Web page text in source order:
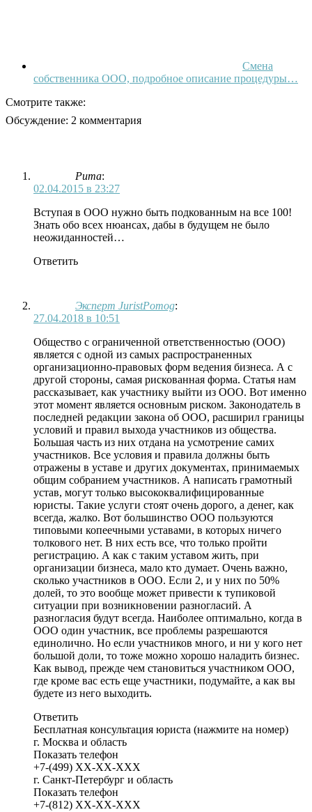
Смена
собственника ООО, подробное описание процедуры…
Смотрите также:
Обсуждение: 2 комментария
Рита:
02.04.2015 в 23:27
Вступая в ООО нужно быть подкованным на все 100!
Знать обо всех нюансах, дабы в будущем не было
неожиданностей…
Ответить
Эксперт JuristPomog:
27.04.2018 в 10:51
Общество с ограниченной ответственностью (ООО)
является с одной из самых распространенных
организационно-правовых форм ведения бизнеса. А с
другой стороны, самая рискованная форма. Статья нам
рассказывает, как участнику выйти из ООО. Вот именно
этот момент является основным риском. Законодатель в
последней редакции закона об ООО, расширил границы
условий и правил выхода участников из общества.
Большая часть из них отдана на усмотрение самих
участников. Все условия и правила должны быть
отражены в уставе и других документах, принимаемых
общим собранием участников. А написать грамотный
устав, могут только высококвалифицированные
юристы. Такие услуги стоят очень дорого, а денег, как
всегда, жалко. Вот большинство ООО пользуются
типовыми копеечными уставами, в которых ничего
толкового нет. В них есть все, что только пройти
регистрацию. А как с таким уставом жить, при
организации бизнеса, мало кто думает. Очень важно,
сколько участников в ООО. Если 2, и у них по 50%
долей, то это вообще может привести к тупиковой
ситуации при возникновении разногласий. А
разногласия будут всегда. Наиболее оптимально, когда в
ООО один участник, все проблемы разрешаются
единолично. Но если участников много, и ни у кого нет
большой доли, то тоже можно хорошо наладить бизнес.
Как вывод, прежде чем становиться участником ООО,
где кроме вас есть еще участники, подумайте, а как вы
будете из него выходить.
Ответить
Бесплатная консультация юриста (нажмите на номер)
г. Москва и область
Показать телефон
+7-(499) XX-XX-XXX
г. Санкт-Петербург и область
Показать телефон
+7-(812) XX-XX-XXX